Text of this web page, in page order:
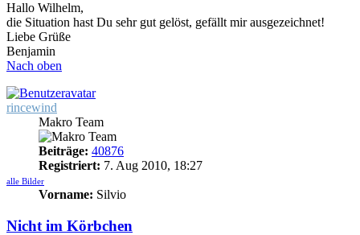
Hallo Wilhelm,
die Situation hast Du sehr gut gelöst, gefällt mir ausgezeichnet!
Liebe Grüße
Benjamin
Nach oben
rincewind
Makro Team
Beiträge: 40876
Registriert: 7. Aug 2010, 18:27
alle Bilder
Vorname: Silvio
Nicht im Körbchen